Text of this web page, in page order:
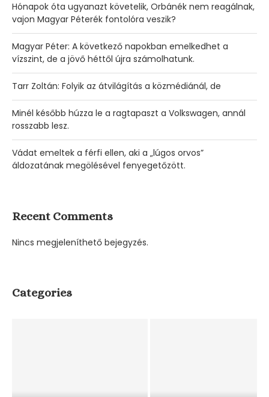
Hónapok óta ugyanazt követelik, Orbánék nem reagálnak,
vajon Magyar Péterék fontolóra veszik?
Magyar Péter: A következő napokban emelkedhet a
vízszint, de a jövő héttől újra számolhatunk.
Tarr Zoltán: Folyik az átvilágítás a közmédiánál, de
Minél később húzza le a ragtapaszt a Volkswagen, annál
rosszabb lesz.
Vádat emeltek a férfi ellen, aki a „lúgos orvos”
áldozatának megölésével fenyegetőzött.
Recent Comments
Nincs megjeleníthető bejegyzés.
Categories